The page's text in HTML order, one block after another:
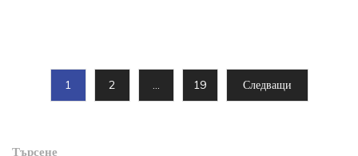
1 2 … 19 Следващи
Търсене